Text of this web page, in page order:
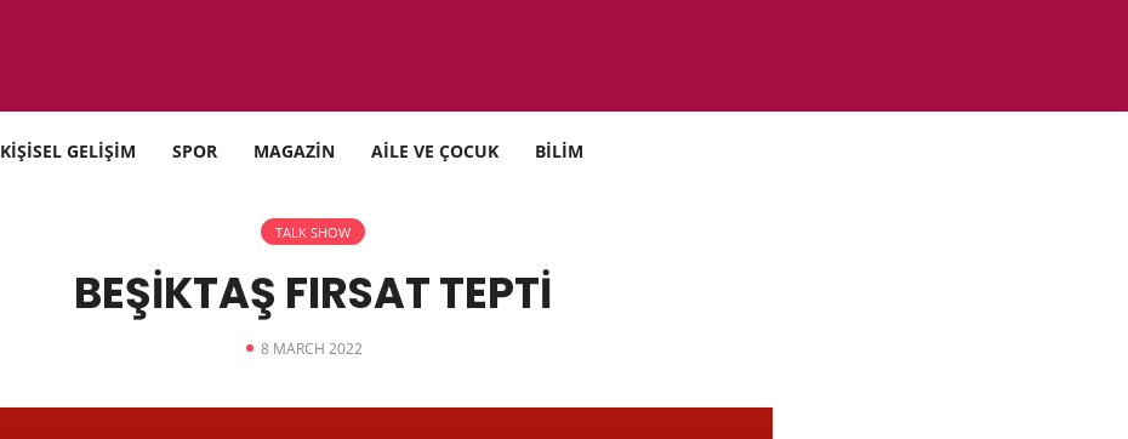
KİŞİSEL GELİŞİM SPOR MAGAZİN AİLE VE ÇOCUK BİLİM
TALK SHOW
BEŞİKTAŞ FIRSAT TEPTİ
8 MARCH 2022